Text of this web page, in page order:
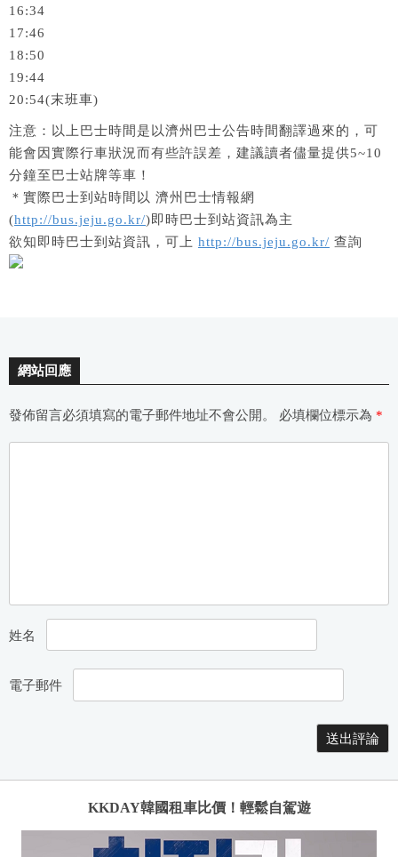
16:34
17:46
18:50
19:44
20:54(末班車)
注意：以上巴士時間是以濟州巴士公告時間翻譯過來的，可
能會因實際行車狀況而有些許誤差，建議讀者儘量提供5~10
分鐘至巴士站牌等車！
＊實際巴士到站時間以 濟州巴士情報網
(http://bus.jeju.go.kr/)即時巴士到站資訊為主
欲知即時巴士到站資訊，可上 http://bus.jeju.go.kr/ 查詢
網站回應
發佈留言必須填寫的電子郵件地址不會公開。 必填欄位標示為 *
姓名
電子郵件
KKDAY韓國租車比價！輕鬆自駕遊